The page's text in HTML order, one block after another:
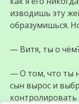
изводишь эту
образумишься.
— Витя, ты о
— О том, что ты
сын вырос и
контролировать